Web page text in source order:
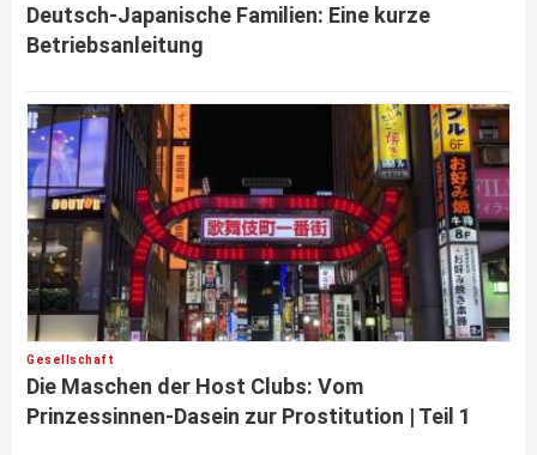
Deutsch-Japanische Familien: Eine kurze
Betriebsanleitung
Gesellschaft
Die Maschen der Host Clubs: Vom
Prinzessinnen-Dasein zur Prostitution | Teil 1